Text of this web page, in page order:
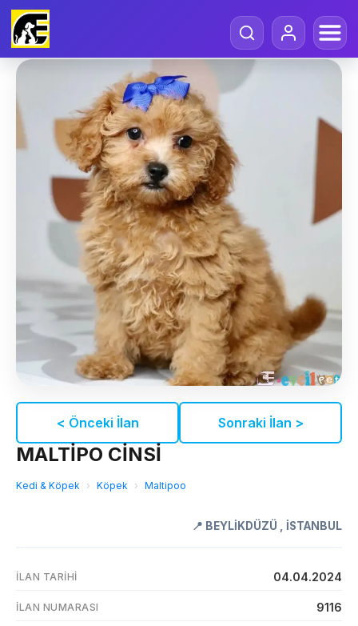
< Önceki İlan Sonraki İlan >
MALTİPO CİNSİ
Kedi & Köpek › Köpek › Maltipoo
📍 BEYLİKDÜZÜ İSTANBUL
İLAN TARIHI 04.04.2024
İLAN NUMARASI 9116